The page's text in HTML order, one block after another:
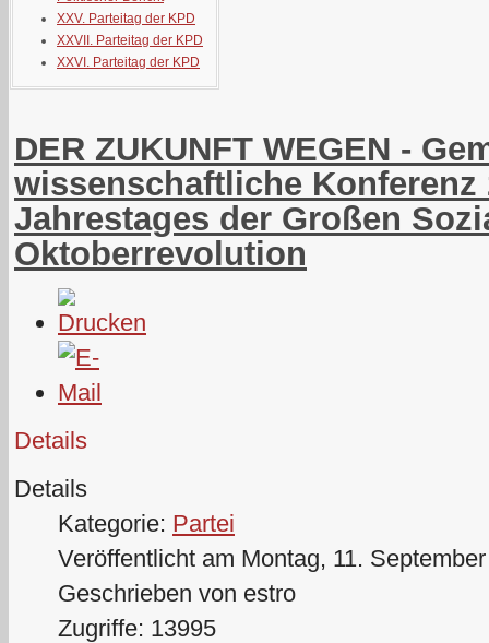
XXV. Parteitag der KPD
XXVII. Parteitag der KPD
XXVI. Parteitag der KPD
DER ZUKUNFT WEGEN -
wissenschaftliche Konferenz
Jahrestages der Großen
Oktoberrevolution
Details
Details
Kategorie: Partei
Veröffentlicht am Montag, 11.
Geschrieben von estro
Zugriffe: 13995